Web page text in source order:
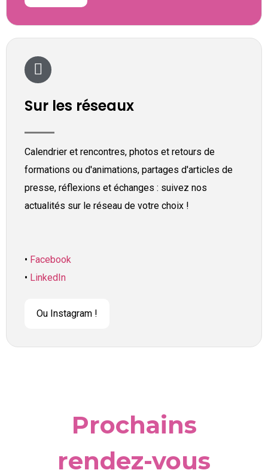
Sur les réseaux
Calendrier et rencontres, photos et retours de
formations ou d'animations, partages d'articles de
presse, réflexions et échanges : suivez nos
actualités sur le réseau de votre choix !
• Facebook
• LinkedIn
Ou Instagram !
Prochains
rendez-vous